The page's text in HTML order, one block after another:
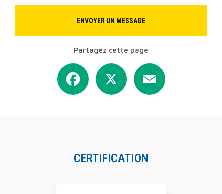
ENVOYER UN MESSAGE
Partagez cette page
Facebook
CERTIFICATION